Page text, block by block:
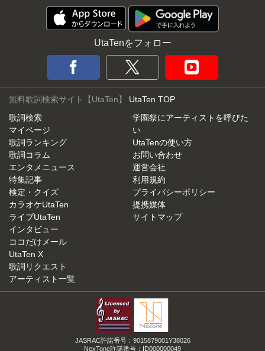
UtaTenをフォロー
無料歌詞検索サイト【UtaTen】 UtaTen TOP
歌詞検索
マイページ
歌詞ランキング
歌詞コラム
エンタメニュース
特集記事
検定・クイズ
カラオケUtaTen
ライブUtaTen
インタビュー
ココだけメール
UtaTen X
歌詞リクエスト
アーティスト一覧
学園祭にアーティストを呼びた
い
UtaTenの使い方
お問い合わせ
運営会社
利用規約
プライバシーポリシー
提携媒体
サイトマップ
JASRAC許諾番号：9015879001Y38026
NexTone許諾番号：ID000000049